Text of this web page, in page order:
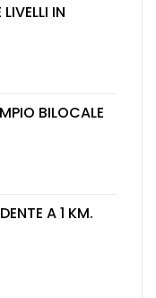
IN
BILOCALE
A 1 KM.